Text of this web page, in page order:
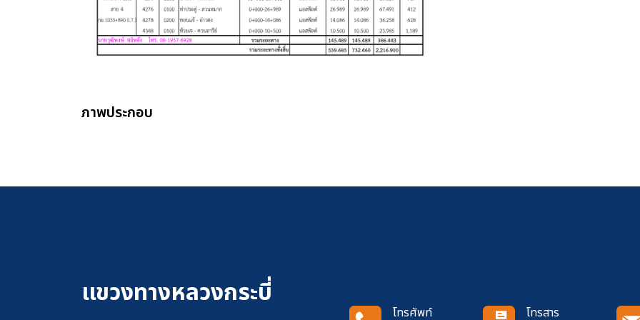
ภาพประกอบ
แขวงทางหลวงกระบี่
โทรศัพท์ โทรสาร